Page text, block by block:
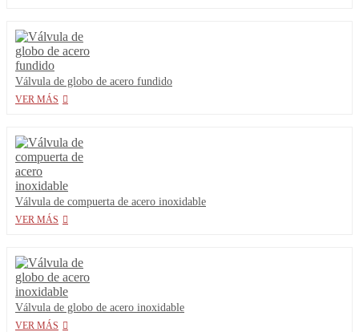
Válvula de globo de acero fundido
VER MÁS
Válvula de compuerta de acero inoxidable
VER MÁS
Válvula de globo de acero inoxidable
VER MÁS